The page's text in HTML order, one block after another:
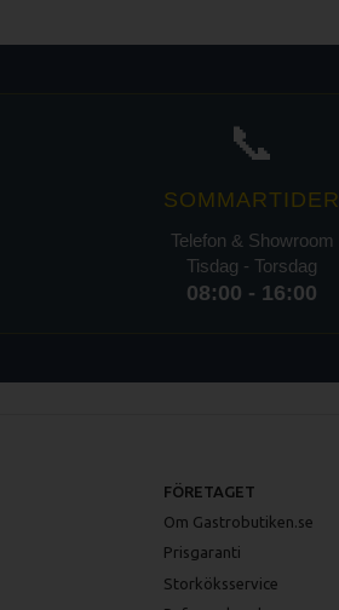
📞
SOMMARTIDER
Telefon & Showroom
Tisdag - Torsdag
08:00 - 16:00
FÖRETAGET
Om Gastrobutiken.se
Prisgaranti
Storköksservice